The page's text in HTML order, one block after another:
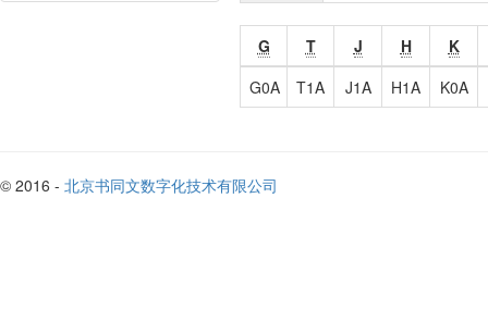
G T J H
K
G0A
T1A J1A H1A K0A
© 2016 - 北京书同文数字化技术有限公司